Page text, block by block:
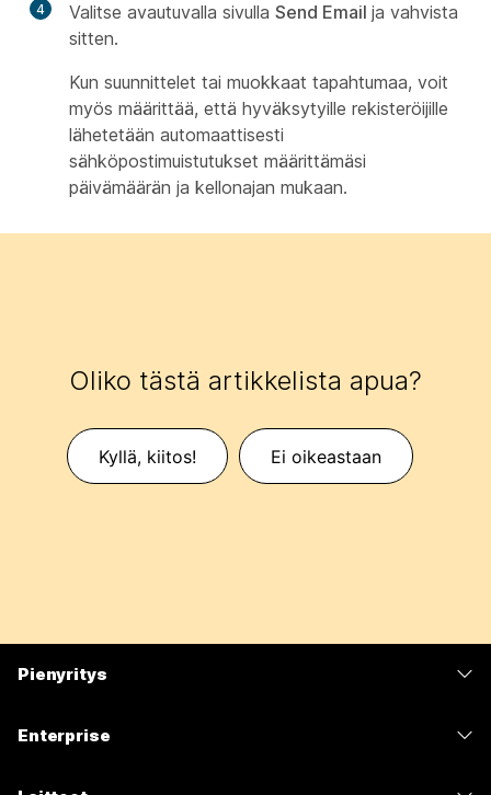
4 Valitse avautuvalla sivulla Send Email ja vahvista
sitten.
Kun suunnittelet tai muokkaat tapahtumaa, voit
myös määrittää, että hyväksytyille rekisteröijille
lähetetään automaattisesti
sähköpostimuistutukset määrittämäsi
päivämäärän ja kellonajan mukaan.
Oliko tästä artikkelista apua?
Kyllä, kiitos! Ei oikeastaan
Pienyritys
Enterprise